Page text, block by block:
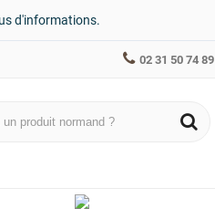
d'informations.
02 31 50 74 89